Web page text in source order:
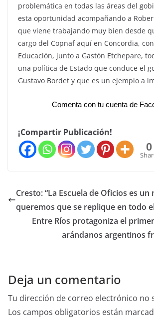
problemática en todas las áreas del
esta oportunidad acompañando a
que viene trabajando muy bien desde
cargo del Copnaf aquí en Concordia,
Educación, junto a Gastón Etchepare,
una política de Estado que conduce el
Gustavo Bordet y que es un ejemplo a
Comenta con tu cuenta de
¡Compartir Publicación!
0
Cresto: “La Escuela de Oficios es
queremos que se replique en todo
Entre Ríos protagoniza el
arándanos argentinos
Deja un comentario
Tu dirección de correo electrónico no
Los campos obligatorios están